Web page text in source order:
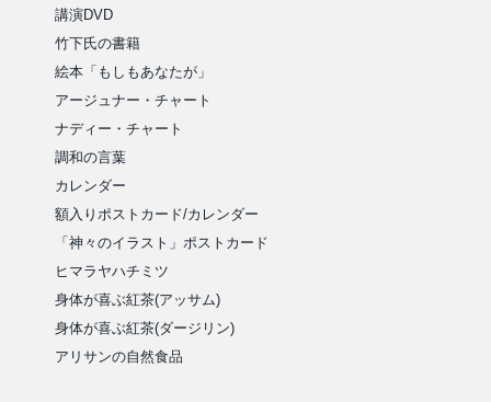
講演DVD
竹下氏の書籍
絵本「もしもあなたが」
アージュナー・チャート
ナディー・チャート
調和の言葉
カレンダー
額入りポストカード/カレンダー
「神々のイラスト」ポストカード
ヒマラヤハチミツ
身体が喜ぶ紅茶(アッサム)
身体が喜ぶ紅茶(ダージリン)
アリサンの自然食品